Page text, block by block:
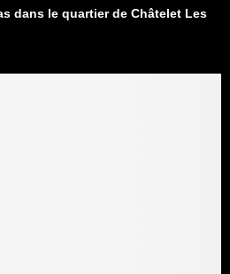
dans le quartier de Châtelet Les